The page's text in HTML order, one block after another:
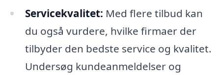
Servicekvalitet: Med flere tilbud kan
du også vurdere, hvilke firmaer der
tilbyder den bedste service og kvalitet.
Undersøg kundeanmeldelser og